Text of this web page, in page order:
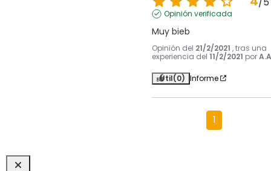
Opinión verificada
Muy bieb
Opinión del 21/2/2021 , tras una
experiencia del 11/2/2021 por
Útil(0) Informe
1